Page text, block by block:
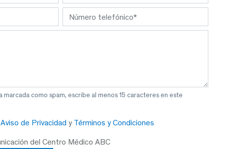
marcada como spam, escribe al menos 15 caracteres en este
Aviso de Privacidad y Términos y Condiciones
del Centro Médico ABC